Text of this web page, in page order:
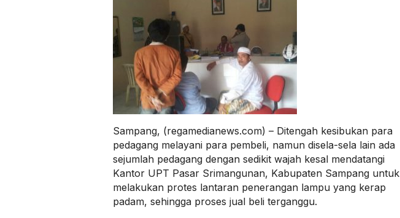
Sampang, (regamedianews.com) – Ditengah kesibukan para
pedagang melayani para pembeli, namun disela-sela lain ada
sejumlah pedagang dengan sedikit wajah kesal mendatangi
Kantor UPT Pasar Srimangunan, Kabupaten Sampang untuk
melakukan protes lantaran penerangan lampu yang kerap
padam, sehingga proses jual beli terganggu.